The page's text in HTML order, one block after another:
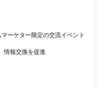
ーケター限定の交流イベント
情報交換を促進